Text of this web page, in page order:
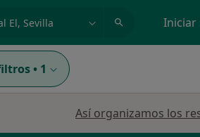
Iniciar
• 1
Así organizamos los